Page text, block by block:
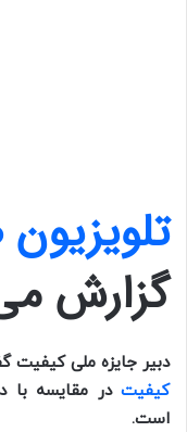
گزارش
دبیر جایزه ملی کیفیت
کیفیت
است.